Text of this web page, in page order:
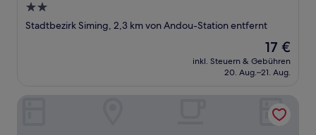
2.0-
Sterne-
Stadtbezirk Siming, 2,3 km von Andou-Station entfernt
Der
Preis
beträgt
17 €
inkl. Steuern & Gebühren
20. Aug.–21. Aug.